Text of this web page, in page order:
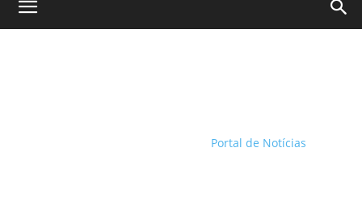
Portal de Notícias